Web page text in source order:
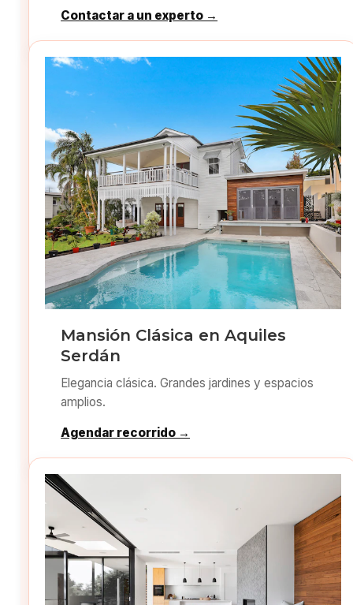
Contactar a un experto →
Mansión Clásica en Aquiles
Serdán
Elegancia clásica. Grandes jardines y espacios
amplios.
Agendar recorrido →